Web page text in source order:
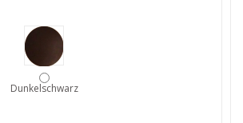
Dunkelschwarz